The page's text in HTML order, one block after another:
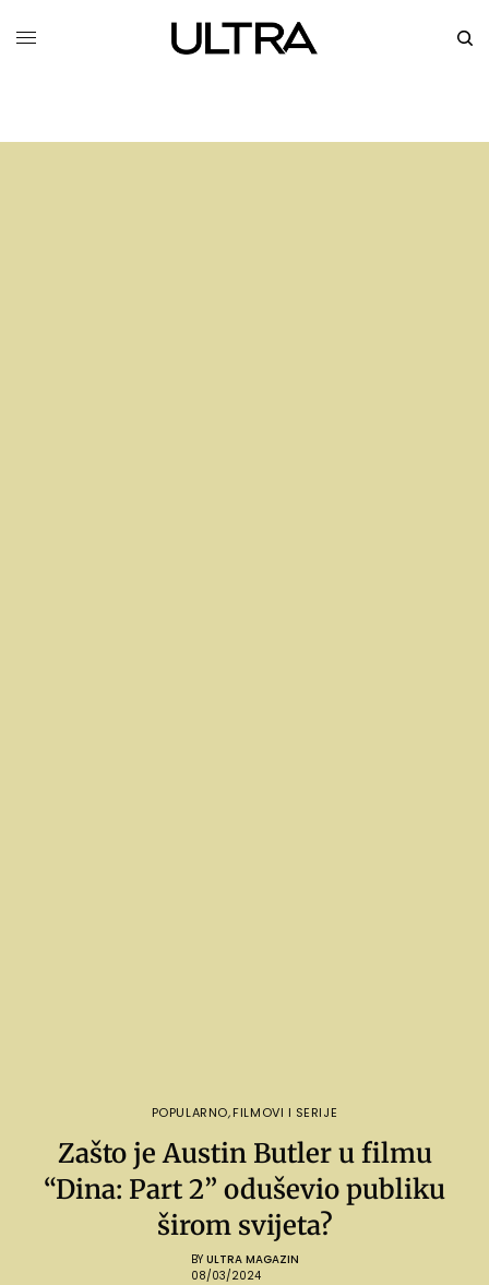
POPULARNO,FILMOVI I SERIJE
Zašto je Austin Butler u filmu
“Dina: Part 2” oduševio publiku
širom svijeta?
BY ULTRA MAGAZIN
08/03/2024